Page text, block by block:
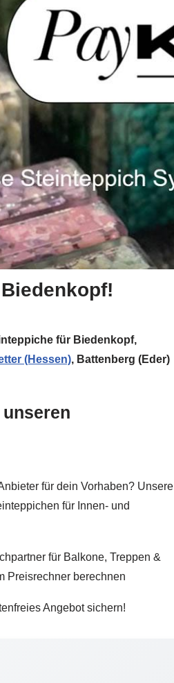
für Biedenkopf,
(Hessen), Battenberg (Eder)
für dein Vorhaben? Unsere
für Innen- und
für Balkone, Treppen &
Preisrechner berechnen
Angebot sichern!